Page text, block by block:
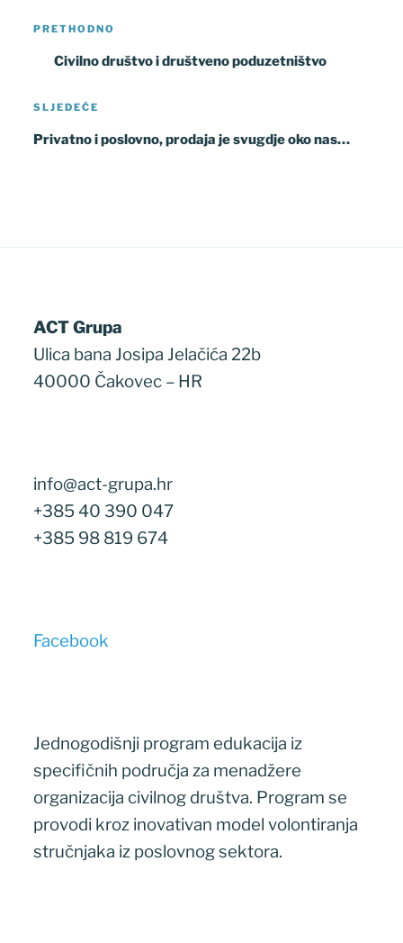
Navigacija
objava
Prethodna
objava
PRETHODNO
Civilno društvo i društveno poduzetništvo
Sljedeća
objava
SLJEDEĆE
Privatno i poslovno, prodaja je svugdje oko nas…
ACT Grupa
Ulica bana Josipa Jelačića 22b
40000 Čakovec – HR
info@act-grupa.hr
+385 40 390 047
+385 98 819 674
Facebook
Jednogodišnji program edukacija iz
specifičnih područja za menadžere
organizacija civilnog društva. Program se
provodi kroz inovativan model volontiranja
stručnjaka iz poslovnog sektora.